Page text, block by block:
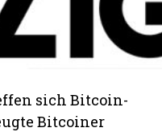
sich Bitcoin-
Bitcoiner